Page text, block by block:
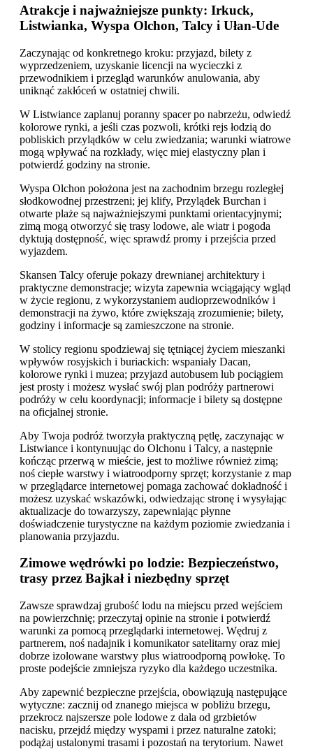
Atrakcje i najważniejsze punkty: Irkuck,
Listwianka, Wyspa Olchon, Talcy i Ułan-Ude
Zaczynając od konkretnego kroku: przyjazd, bilety z
wyprzedzeniem, uzyskanie licencji na wycieczki z
przewodnikiem i przegląd warunków anulowania, aby
uniknąć zakłóceń w ostatniej chwili.
W Listwiance zaplanuj poranny spacer po nabrzeżu, odwiedź
kolorowe rynki, a jeśli czas pozwoli, krótki rejs łodzią do
pobliskich przylądków w celu zwiedzania; warunki wiatrowe
mogą wpływać na rozkłady, więc miej elastyczny plan i
potwierdź godziny na stronie.
Wyspa Olchon położona jest na zachodnim brzegu rozległej
słodkowodnej przestrzeni; jej klify, Przylądek Burchan i
otwarte plaże są najważniejszymi punktami orientacyjnymi;
zimą mogą otworzyć się trasy lodowe, ale wiatr i pogoda
dyktują dostępność, więc sprawdź promy i przejścia przed
wyjazdem.
Skansen Talcy oferuje pokazy drewnianej architektury i
praktyczne demonstracje; wizyta zapewnia wciągający wgląd
w życie regionu, z wykorzystaniem audioprzewodników i
demonstracji na żywo, które zwiększają zrozumienie; bilety,
godziny i informacje są zamieszczone na stronie.
W stolicy regionu spodziewaj się tętniącej życiem mieszanki
wpływów rosyjskich i buriackich: wspaniały Dacan,
kolorowe rynki i muzea; przyjazd autobusem lub pociągiem
jest prosty i możesz wysłać swój plan podróży partnerowi
podróży w celu koordynacji; informacje i bilety są dostępne
na oficjalnej stronie.
Aby Twoja podróż tworzyła praktyczną pętlę, zaczynając w
Listwiance i kontynuując do Olchonu i Talcy, a następnie
kończąc przerwą w mieście, jest to możliwe również zimą;
noś ciepłe warstwy i wiatroodporny sprzęt; korzystanie z map
w przeglądarce internetowej pomaga zachować dokładność i
możesz uzyskać wskazówki, odwiedzając stronę i wysyłając
aktualizacje do towarzyszy, zapewniając płynne
doświadczenie turystyczne na każdym poziomie zwiedzania i
planowania przyjazdu.
Zimowe wędrówki po lodzie: Bezpieczeństwo,
trasy przez Bajkał i niezbędny sprzęt
Zawsze sprawdzaj grubość lodu na miejscu przed wejściem
na powierzchnię; przeczytaj opinie na stronie i potwierdź
warunki za pomocą przeglądarki internetowej. Wędruj z
partnerem, noś nadajnik i komunikator satelitarny oraz miej
dobrze izolowane warstwy plus wiatroodporną powłokę. To
proste podejście zmniejsza ryzyko dla każdego uczestnika.
Aby zapewnić bezpieczne przejścia, obowiązują następujące
wytyczne: zacznij od znanego miejsca w pobliżu brzegu,
przekrocz najszersze pole lodowe z dala od grzbietów
nacisku, przejdź między wyspami i przez naturalne zatoki;
podążaj ustalonymi trasami i pozostań na terytorium. Nawet